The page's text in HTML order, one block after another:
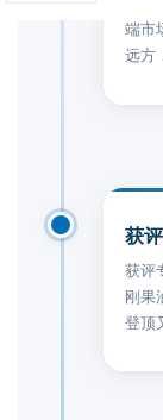
端市
远方
获
获评
刚果
登顶